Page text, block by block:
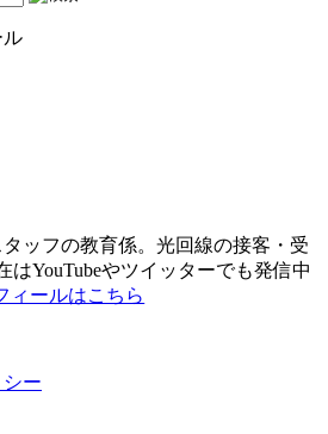
ル
ッフの教育係。光回線の接客・受
はYouTubeやツイッターでも発信中
ィールはこちら
ー